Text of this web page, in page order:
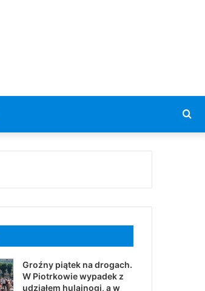
Groźny piątek na drogach.
W Piotrkowie wypadek z
udziałem hulajnogi, a w